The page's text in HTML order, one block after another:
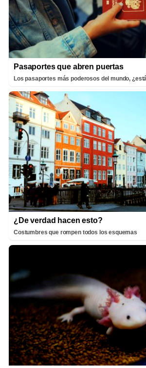
Pasaportes que abren puertas
Los pasaportes más poderosos del mundo,
¿De verdad hacen esto?
Costumbres que rompen todos los esquemas